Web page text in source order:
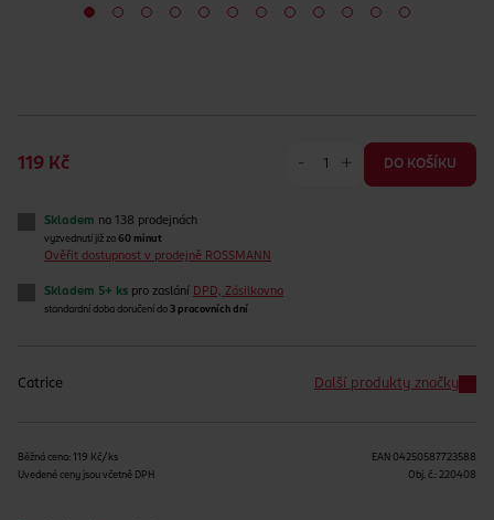
119 Kč - + DO KOŠÍKU
Skladem na 138 prodejnách
vyzvednutí již za 60 minut
Ověřit dostupnost v prodejně ROSSMANN
Skladem 5+ ks pro zaslání DPD, Zásilkovna
standardní doba doručení do 3 pracovních dní
Catrice Další produkty značky
Běžná cena: 119 Kč/ks
Uvedené ceny jsou včetně DPH
EAN 04250587723588
Obj. č.: 220408